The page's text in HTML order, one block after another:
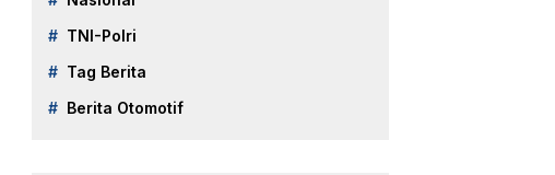
TNI-Polri
Tag Berita
Berita Otomotif